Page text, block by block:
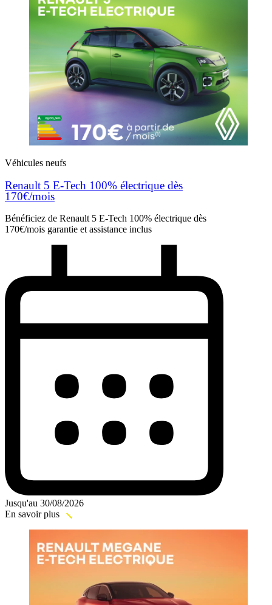
Véhicules neufs
Renault 5 E-Tech 100% électrique dès
170€/mois
Bénéficiez de Renault 5 E-Tech 100% électrique dès
170€/mois garantie et assistance inclus
Jusqu'au 30/08/2026
En savoir plus